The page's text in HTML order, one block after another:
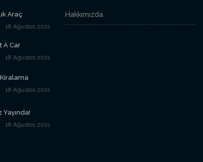
Araç
18 Ağustos 2021
A Car
18 Ağustos 2021
Kiralama
18 Ağustos 2021
18 Ağustos 2021
Hakkımızda